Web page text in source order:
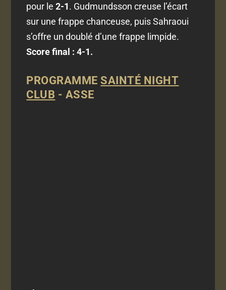
pour le2-1. Gudmundsson creuse l’écart
sur une frappe chanceuse, puis Sahraoui
s’offre un doublé d’une frappe limpide.
Score final : 4-1.
PROGRAMMESAINTÉ NIGHT
CLUB - ASSE